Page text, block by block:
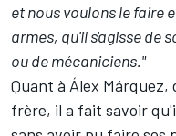
et nous voulons le faire
armes, qu'il s'agisse de
ou de mécaniciens."
Quant à Álex
frère, il a fait savoir